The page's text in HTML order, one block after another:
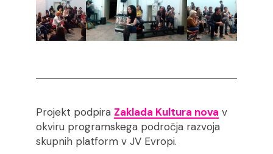
Projekt podpira Zaklada Kultura nova v
okviru programskega področja razvoja
skupnih platform v JV Evropi.